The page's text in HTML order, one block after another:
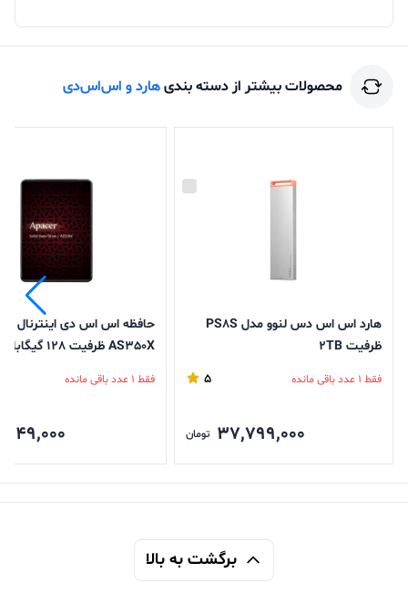
محصولات بیشتر از دسته بندیهارد و اس‌اس‌دی
هارد اس اس دس لنوو مدل PS8S
ظرفیت 2TB
فقط 1 عدد باقی مانده 5
37,799,000 تومان
حافظه اس اس دی اینترنال
AS350X ظرفیت 128 گیگابایت
فقط 1 عدد باقی مانده
برگشت به بالا